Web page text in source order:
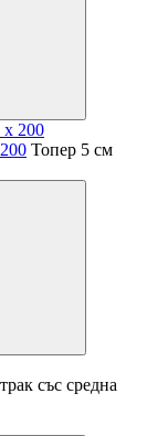
Топер 5 см
със средна